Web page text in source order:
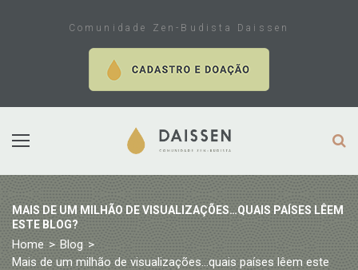
Comunidade Zen-Budista Daissen
MAIS DE UM MILHÃO DE VISUALIZAÇÕES…QUAIS PAÍSES LÊEM
ESTE BLOG?
Home > Blog >
Mais de um milhão de visualizações…quais países lêem este